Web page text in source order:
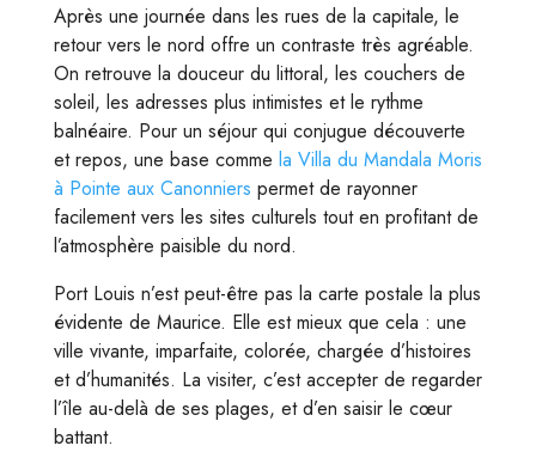
Après une journée dans les rues de la capitale, le
retour vers le nord offre un contraste très agréable.
On retrouve la douceur du littoral, les couchers de
soleil, les adresses plus intimistes et le rythme
balnéaire. Pour un séjour qui conjugue découverte
et repos, une base comme la Villa du Mandala Moris
à Pointe aux Canonniers permet de rayonner
facilement vers les sites culturels tout en profitant de
l’atmosphère paisible du nord.
Port Louis n’est peut-être pas la carte postale la plus
évidente de Maurice. Elle est mieux que cela : une
ville vivante, imparfaite, colorée, chargée d’histoires
et d’humanités. La visiter, c’est accepter de regarder
l’île au-delà de ses plages, et d’en saisir le cœur
battant.